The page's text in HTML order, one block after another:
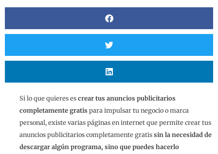
Si lo que quieres escrear tus anuncios publicitarios
completamente gratis para impulsar tu negocio o marca
personal, existe varias páginas en internet que permite crear tus
anuncios publicitarios completamente gratissin la necesidad de
descargar algún programa, sino que puedes hacerlo